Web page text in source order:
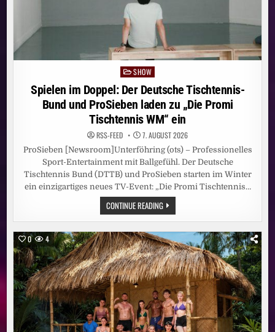
Posted
in
SHOW
Spielen im Doppel: Der Deutsche Tischtennis-
Bund und ProSieben laden zu „Die Promi
Tischtennis WM“ ein
RSS-FEED 7. AUGUST 2026
ProSieben [Newsroom]Unterföhring (ots) – Professionelles
Sport-Entertainment mit Ballgefühl. Der Deutsche
Tischtennis Bund (DTTB) und ProSieben starten im Winter
ein einzigartiges neues TV-Event: „Die Promi Tischtennis…
CONTINUE READINGSPIELEN
IM
DOPPEL:
DER
DEUTSCHE
TISCHTENNIS-
BUND
UND
PROSIEBEN
LADEN
ZU
„DIE
PROMI
TISCHTENNIS
WM“
EIN
0 4